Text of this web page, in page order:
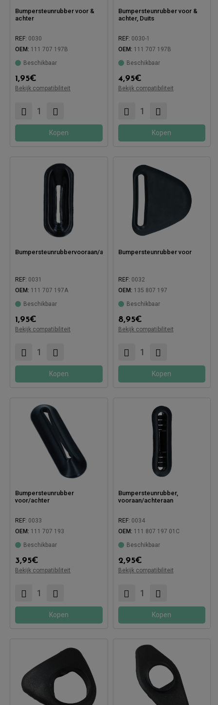
Bumpersteunrubber voor &
achter
REF: 0030
OEM: 111 707 197B
Beschikbaar
1,95€
Bekijk compatibiliteit
Compatibel met:
Kopen
Bumpersteunrubber voor &
achter, Duits
REF: 0030-1
OEM: 111 707 197B
Beschikbaar
4,95€
Bekijk compatibiliteit
Compatibel met:
Kopen
Bumpersteunrubbervooraan/achteraan
REF: 0031
OEM: 111 707 197A
Beschikbaar
1,95€
Bekijk compatibiliteit
Compatibel met:
Kopen
Bumpersteunrubber voor
REF: 0032
OEM: 135 807 197
Beschikbaar
8,95€
Bekijk compatibiliteit
Kopen
Bumpersteunrubber
voor/achter
REF: 0033
OEM: 111 707 193
Beschikbaar
3,95€
Bekijk compatibiliteit
Compatibel met:
Kopen
Bumpersteunrubber,
vooraan/achteraan
REF: 0034
OEM: 111 807 197 01C
Beschikbaar
2,95€
Bekijk compatibiliteit
Compatibel met:
Kopen